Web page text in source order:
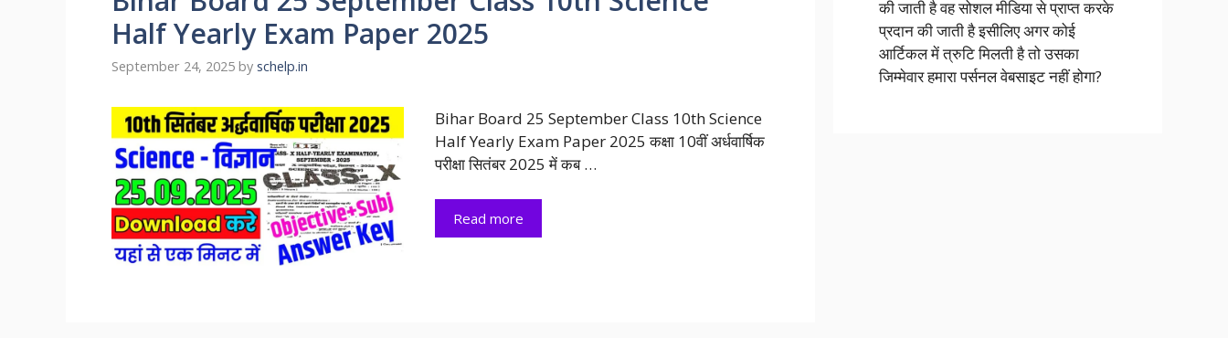
Half Yearly Exam Paper 2025
September 24, 2025 by schelp.in
Bihar Board 25 September Class 10th Science
Half Yearly Exam Paper 2025 कक्षा 10वीं अर्धवार्षिक
परीक्षा सितंबर 2025 में कब …
Read more
की जाती है वह सोशल मीडिया से प्राप्त करके
प्रदान की जाती है इसीलिए अगर कोई
आर्टिकल में त्रुटि मिलती है तो उसका
जिम्मेवार हमारा पर्सनल वेबसाइट नहीं होगा?